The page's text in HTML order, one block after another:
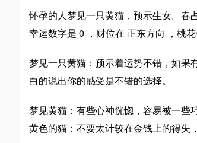
怀孕的人梦见一只黄猫，预示生女。春
幸运数字是 0 ，财位在 正东方向 ，桃
梦见一只黄猫：预示着运势不错，如果
白的说出你的感受是不错的选择。
梦见黄猫：有些心神恍惚，容易被一些
黄色的猫：不要太计较在金钱上的得失